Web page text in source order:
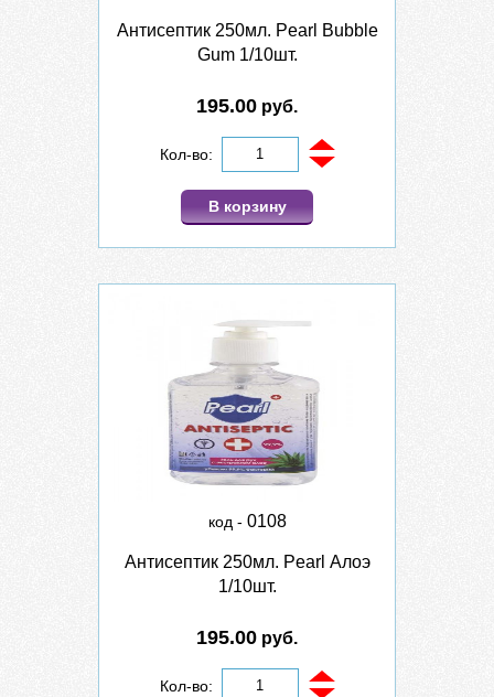
Антисептик 250мл. Pearl Bubble
Gum 1/10шт.
195.00 руб.
Кол-во:
В корзину
код - 0108
Антисептик 250мл. Pearl Алоэ
1/10шт.
195.00 руб.
Кол-во: